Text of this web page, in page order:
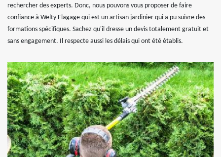
rechercher des experts. Donc, nous pouvons vous proposer de faire
confiance à Welty Elagage qui est un artisan jardinier qui a pu suivre des
formations spécifiques. Sachez qu'il dresse un devis totalement gratuit et
sans engagement. Il respecte aussi les délais qui ont été établis.